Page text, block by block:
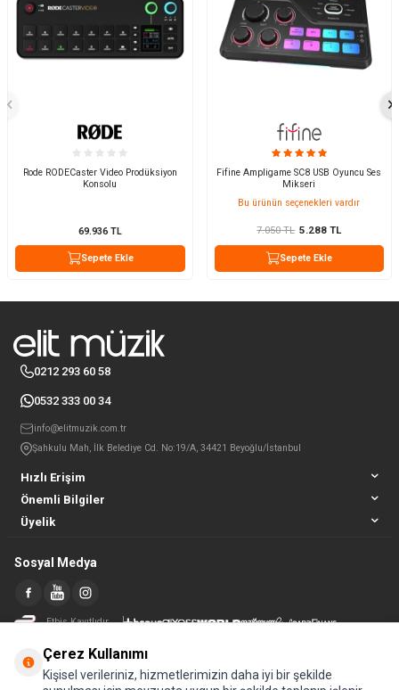
Rode RODECaster Video Prodüksiyon
Konsolu
69.936TL
Sepete Ekle
Fifine Ampligame SC8 USB Oyuncu Ses
Mikseri
Bu ürünün seçenekleri vardır
7.050TL 5.288 TL
Sepete Ekle
Hızlı Erişim
Önemli Bilgiler
Üyelik
0212 293 60 58
0532 333 00 34
info@elitmuzik.com.tr
Şahkulu Mah, İlk Belediye Cd. No:19/A, 34421 Beyoğlu/İstanbul
Sosyal Medya
Etbis Kayıtlıdır
Çerez Kullanımı
Kişisel verileriniz, hizmetlerimizin daha iyi bir şekilde